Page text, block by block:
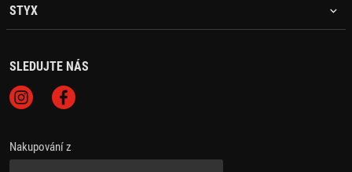
STYX
SLEDUJTE NÁS
Nakupování z